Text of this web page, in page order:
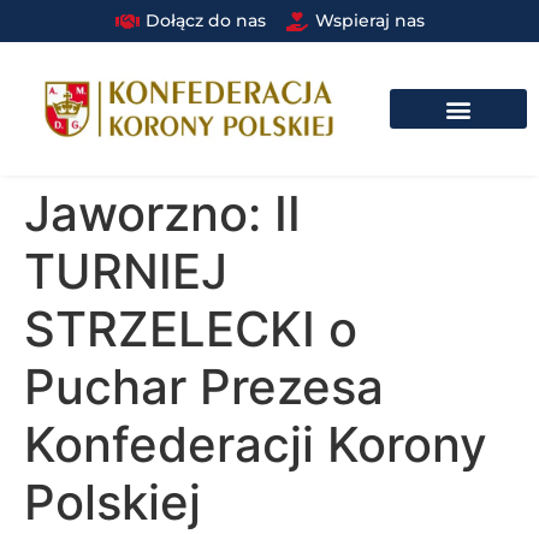
Dołącz do nas Wspieraj nas
Jaworzno: II
TURNIEJ
STRZELECKI o
Puchar Prezesa
Konfederacji Korony
Polskiej